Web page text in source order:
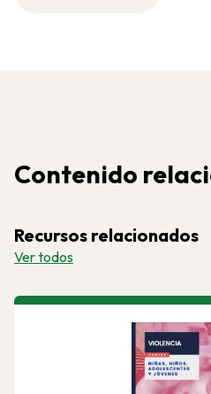
Contenido
Recursos relacionados
Ver todos